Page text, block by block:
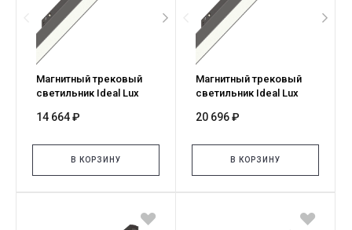
Магнитный трековый
светильник Ideal Lux
OFF NE 340586
14 664 ₽
В КОРЗИНУ
Магнитный трековый
светильник Ideal Lux
DALI NE 340562
20 696 ₽
В КОРЗИНУ